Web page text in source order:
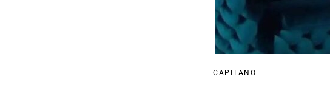
CAPITANO